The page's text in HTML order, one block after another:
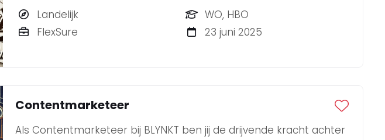
marktontwikkelingen en weet je strategie om te zetten in
impactvolle campagnes? Dan zoeken wij jou als onze nieuwe
Landelijk
WO, HBO
FlexSure
23 juni 2025
Contentmarketeer
Als Contentmarketeer bij BLYNKT ben jij de drijvende kracht achter